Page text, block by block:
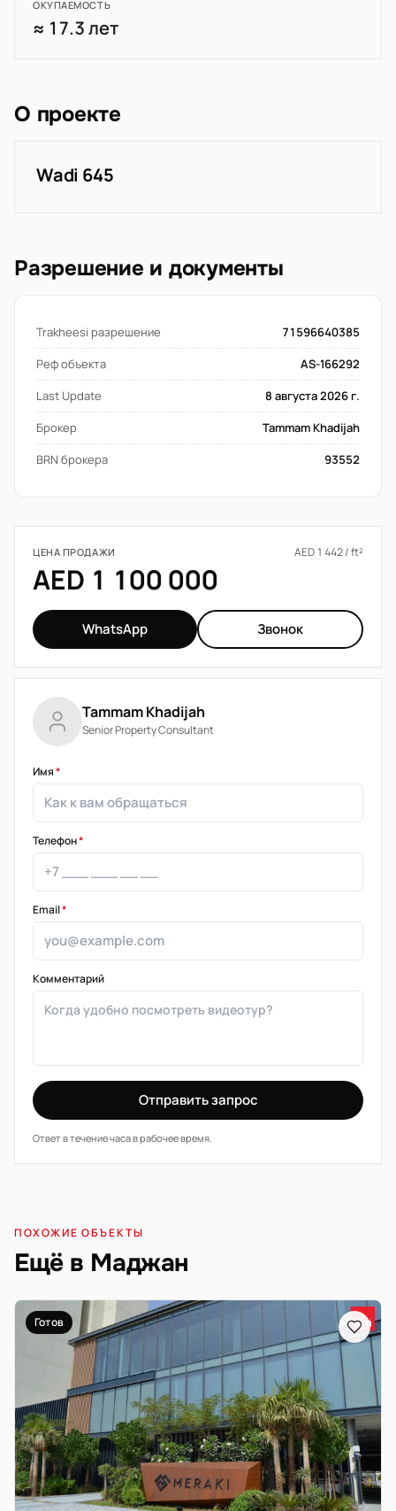
ОКУПАЕМОСТЬ
≈ 17.3 лет
О проекте
Wadi 645
Разрешение и документы
Trakheesi разрешение
71596640385
Реф объекта
AS-166292
Last Update
8 августа 2026 г.
Брокер
Tammam Khadijah
BRN брокера
93552
ЦЕНА ПРОДАЖИ AED 1 442 / ft²
AED 1 100 000
WhatsApp Звонок
Tammam Khadijah
Senior Property Consultant
Имя*
Телефон*
Email*
Комментарий
Отправить запрос
Ответ в течение часа в рабочее время.
ПОХОЖИЕ ОБЪЕКТЫ
Ещё в Маджан
Готов